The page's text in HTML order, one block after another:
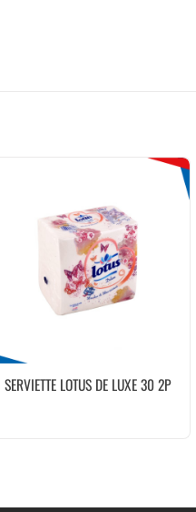
SERVIETTE LOTUS DE LUXE 30 2P